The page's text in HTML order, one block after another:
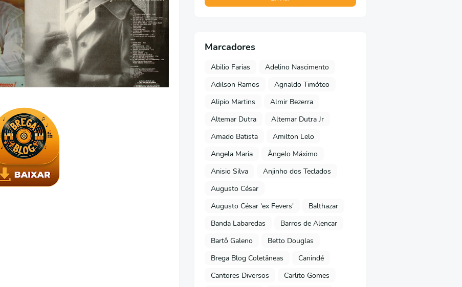
Marcadores
Abilio Farias
Adelino Nascimento
Adilson Ramos
Agnaldo Timóteo
Alipio Martins
Almir Bezerra
Altemar Dutra
Altemar Dutra Jr
Amado Batista
Amilton Lelo
Angela Maria
Ângelo Máximo
Anisio Silva
Anjinho dos Teclados
Augusto César
Augusto César 'ex Fevers'
Balthazar
Banda Labaredas
Barros de Alencar
Bartô Galeno
Betto Douglas
Brega Blog Coletâneas
Canindé
Cantores Diversos
Carlito Gomes